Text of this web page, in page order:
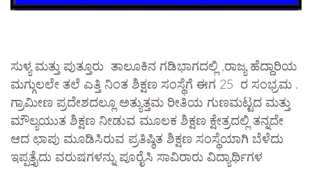
ಸುಳ್ಯ ಮತ್ತು ಪುತ್ತೂರು ತಾಲೂಕಿನ ಗಡಿಭಾಗದಲ್ಲಿ ,ರಾಜ್ಯ ಹೆದ್ದಾರಿಯ
ಮಗ್ಗುಲಲೇ ತಲೆ ಎತ್ತಿ ನಿಂತ ಶಿಕ್ಷಣ ಸಂಸ್ಥೆಗೆ ಈಗ 25 ರ ಸಂಭ್ರಮ .
ಗ್ರಾಮೀಣ ಪ್ರದೇಶದಲ್ಲೂ ಅತ್ಯುತ್ತಮ‌ ರೀತಿಯ ಗುಣಮಟ್ಟದ ಮತ್ತು
ಮೌಲ್ಯಯುತ ಶಿಕ್ಷಣ ನೀಡುವ ಮೂಲಕ ಶಿಕ್ಷಣ ಕ್ಷೇತ್ರದಲ್ಲಿ ತನ್ನದೇ
ಆದ ಛಾಪು ಮೂಡಿಸಿರುವ ಪ್ರತಿಷ್ಠಿತ ಶಿಕ್ಷಣ ಸಂಸ್ಥೆಯಾಗಿ ಬೆಳೆದು
ಇಪ್ಪತ್ತೈದು ವರುಷಗಳನ್ನು ಪೂರೈಸಿ ಸಾವಿರಾರು ವಿದ್ಯಾರ್ಥಿಗಳ